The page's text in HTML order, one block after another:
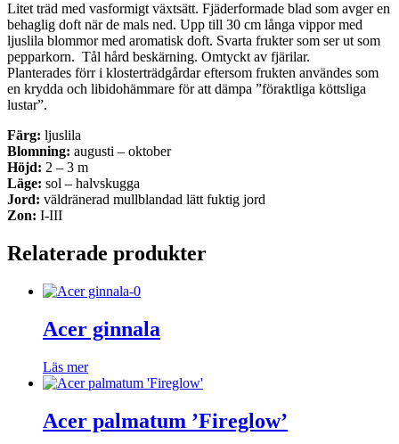
Litet träd med vasformigt växtsätt. Fjäderformade blad som avger en
behaglig doft när de mals ned. Upp till 30 cm långa vippor med
ljuslila blommor med aromatisk doft. Svarta frukter som ser ut som
pepparkorn. Tål hård beskärning. Omtyckt av fjärilar.
Planterades förr i klosterträdgårdar eftersom frukten användes som
en krydda och libidohämmare för att dämpa ”föraktliga köttsliga
lustar”.
Färg: ljuslila
Blomning: augusti – oktober
Höjd: 2 – 3 m
Läge: sol – halvskugga
Jord: väldränerad mullblandad lätt fuktig jord
Zon: I-III
Relaterade produkter
Acer ginnala
Läs mer
Acer palmatum ’Fireglow’